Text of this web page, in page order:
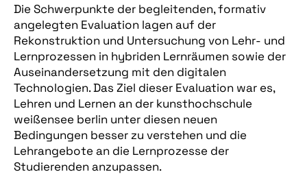
Die Schwerpunkte der begleitenden, formativ
angelegten Evaluation lagen auf der
Rekonstruktion und Untersuchung von Lehr- und
Lernprozessen in hybriden Lernräumen sowie der
Auseinandersetzung mit den digitalen
Technologien. Das Ziel dieser Evaluation war es,
Lehren und Lernen an der kunsthochschule
weißensee berlin unter diesen neuen
Bedingungen besser zu verstehen und die
Lehrangebote an die Lernprozesse der
Studierenden anzupassen.